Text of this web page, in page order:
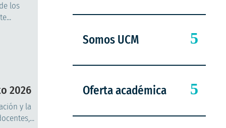
los
2026
y la
Somos UCM
Oferta académica